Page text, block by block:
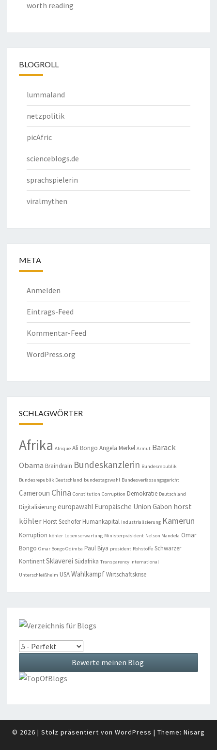
worth reading
BLOGROLL
lummaland
netzpolitik
picAfric
scienceblogs.de
sprachspielerin
viralmythen
META
Anmelden
Eintrags-Feed
Kommentar-Feed
WordPress.org
SCHLAGWÖRTER
Afrika Afrique Ali Bongo Angela Merkel Armut Barack
Obama Braindrain Bundeskanzlerin Bundesrepublik
Bundesrepublik Deutschland bundestagswahl Bundesverfassungsgericht
Cameroun China Constitution Corruption Demokratie Deutschland
Digitalisierungeuropawahl Europäische Union Gabon horst
köhler Horst Seehofer Humankapital Industrialisierung Kamerun
Korruption köhler Lebenserwartung Ministerpräsident Nelson Mandela Omar
Bongo Omar Bongo Odimba Paul Biya president Rohstoffe Schwarzer
KontinentSklaverei Südafrika Transparency International
Unterschleißheim USAWahlkampfWirtschaftskrise
© 2026 | Stolz präsentiert von WordPress | Theme: Nisarg